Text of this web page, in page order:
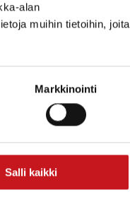
alan
muihin tietoihin, joita
Markkinointi
Salli kaikki